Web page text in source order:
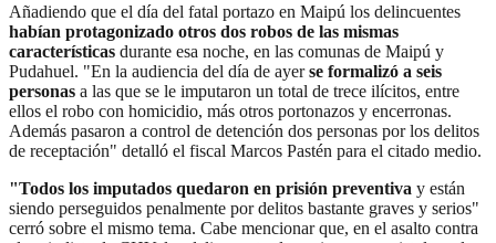
Añadiendo que el día del fatal portazo en Maipú los delincuentes
habían protagonizado otros dos robos de las mismas
características durante esa noche, en las comunas de Maipú y
Pudahuel. "En la audiencia del día de ayerse formalizó a seis
personas a las que se le imputaron un total de trece ilícitos, entre
ellos el robo con homicidio, más otros portonazos y encerronas.
Además pasaron a control de detención dos personas por los delitos
de receptación" detalló el fiscal Marcos Pastén para el citado medio.
"Todos los imputados quedaron en prisión preventiva y están
siendo perseguidos penalmente por delitos bastante graves y serios"
cerró sobre el mismo tema. Cabe mencionar que, en el asalto contra